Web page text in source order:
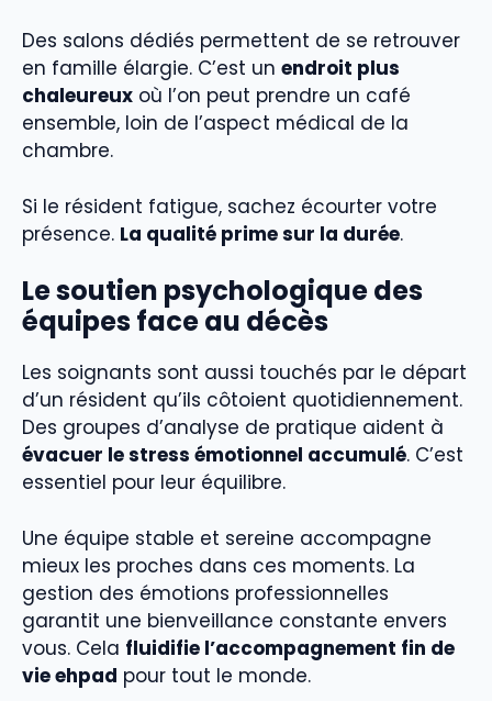
Des salons dédiés permettent de se retrouver
en famille élargie. C’est un endroit plus
chaleureux où l’on peut prendre un café
ensemble, loin de l’aspect médical de la
chambre.
Si le résident fatigue, sachez écourter votre
présence. La qualité prime sur la durée.
Le soutien psychologique des
équipes face au décès
Les soignants sont aussi touchés par le départ
d’un résident qu’ils côtoient quotidiennement.
Des groupes d’analyse de pratique aident à
évacuer le stress émotionnel accumulé. C’est
essentiel pour leur équilibre.
Une équipe stable et sereine accompagne
mieux les proches dans ces moments. La
gestion des émotions professionnelles
garantit une bienveillance constante envers
vous. Cela fluidifie l’accompagnement fin de
vie ehpad pour tout le monde.